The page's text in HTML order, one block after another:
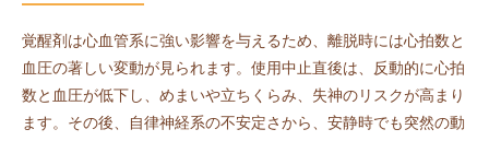
覚醒剤は心血管系に強い影響を与えるため、離脱時には心拍数と
血圧の著しい変動が見られます。使用中止直後は、反動的に心拍
数と血圧が低下し、めまいや立ちくらみ、失神のリスクが高まり
ます。その後、自律神経系の不安定さから、安静時でも突然の動